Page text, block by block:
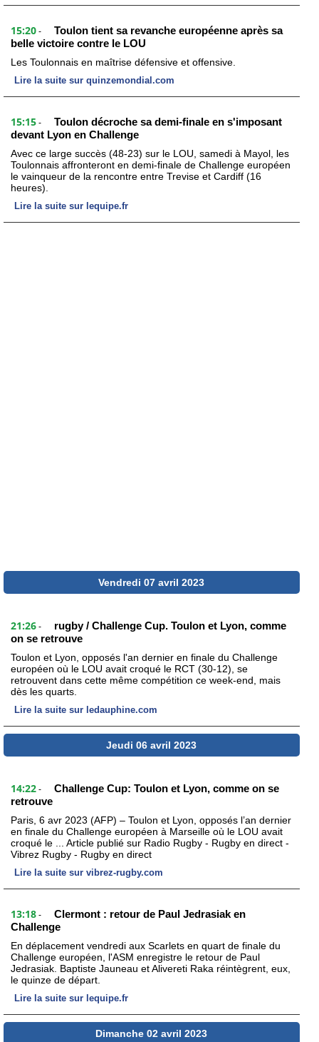
15:20 -
Toulon tient sa revanche européenne après sa
belle victoire contre le LOU
Les Toulonnais en maîtrise défensive et offensive.
Lire la suite sur quinzemondial.com
15:15 -
Toulon décroche sa demi-finale en s'imposant
devant Lyon en Challenge
Avec ce large succès (48-23) sur le LOU, samedi à Mayol, les
Toulonnais affronteront en demi-finale de Challenge européen
le vainqueur de la rencontre entre Trevise et Cardiff (16
heures).
Lire la suite sur lequipe.fr
Vendredi 07 avril 2023
21:26 -
rugby / Challenge Cup. Toulon et Lyon, comme
on se retrouve
Toulon et Lyon, opposés l'an dernier en finale du Challenge
européen où le LOU avait croqué le RCT (30-12), se
retrouvent dans cette même compétition ce week-end, mais
dès les quarts.
Lire la suite sur ledauphine.com
Jeudi 06 avril 2023
14:22 -
Challenge Cup: Toulon et Lyon, comme on se
retrouve
Paris, 6 avr 2023 (AFP) – Toulon et Lyon, opposés l’an dernier
en finale du Challenge européen à Marseille où le LOU avait
croqué le ... Article publié sur Radio Rugby - Rugby en direct -
Vibrez Rugby - Rugby en direct
Lire la suite sur vibrez-rugby.com
13:18 -
Clermont : retour de Paul Jedrasiak en
Challenge
En déplacement vendredi aux Scarlets en quart de finale du
Challenge européen, l'ASM enregistre le retour de Paul
Jedrasiak. Baptiste Jauneau et Alivereti Raka réintègrent, eux,
le quinze de départ.
Lire la suite sur lequipe.fr
Dimanche 02 avril 2023